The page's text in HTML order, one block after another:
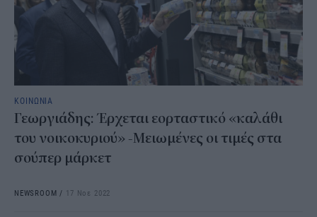
ΚΟΙΝΩΝΙΑ
Γεωργιάδης: Έρχεται εορταστικό «καλάθι
του νοικοκυριού» -Μειωμένες οι τιμές στα
σούπερ μάρκετ
NEWSROOM / 17 Νοε 2022